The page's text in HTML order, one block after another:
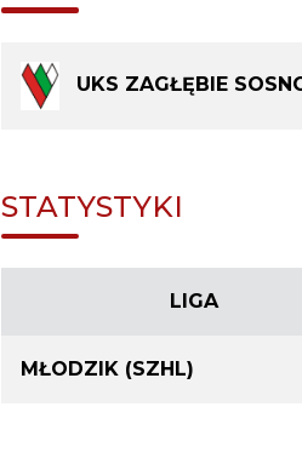
UKS ZAGŁĘBIE
STATYSTYKI
LIGA
MŁODZIK (SZHL)